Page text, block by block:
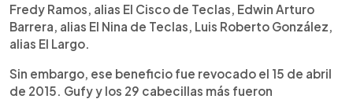
Fredy Ramos, alias El Cisco de Teclas, Edwin Arturo
Barrera, alias El Nina de Teclas, Luis Roberto González,
alias El Largo.
Sin embargo, ese beneficio fue revocado el 15 de abril
de 2015. Gufy y los 29 cabecillas más fueron